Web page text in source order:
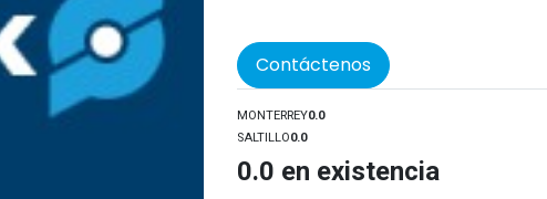
Contáctenos
MONTERREY0.0
SALTILLO0.0
0.0 en existencia